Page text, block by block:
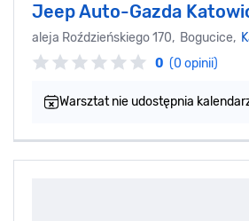
Jeep Auto-Gazda
aleja Roździeńskiego 170, Bogucice,
0 (0 opinii)
Warsztat nie udostępnia